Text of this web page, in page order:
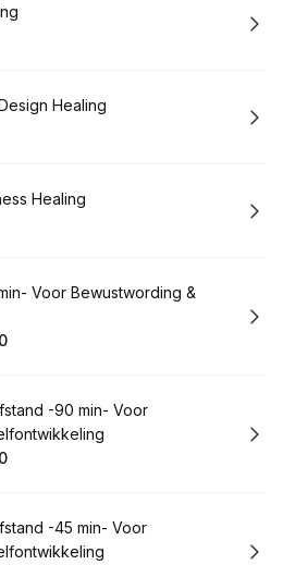
Healing
Healing
Voor Bewustwording &
-90 min- Voor
-45 min- Voor